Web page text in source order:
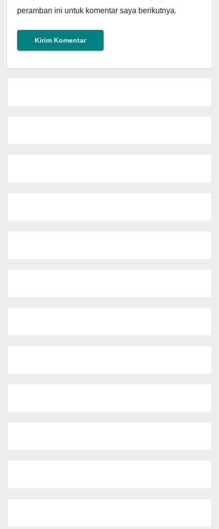
peramban ini untuk komentar saya berikutnya.